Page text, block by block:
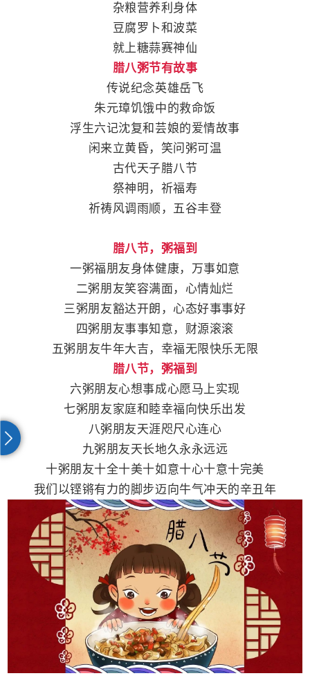
杂粮营养利身体
豆腐罗卜和波菜
就上糖蒜赛神仙
腊八粥节有故事
传说纪念英雄岳飞
朱元璋饥饿中的救命饭
浮生六记沈复和芸娘的爱情故事
闲来立黄昏，笑问粥可温
古代天子腊八节
祭神明，祈福寿
祈祷风调雨顺，五谷丰登
腊八节，粥福到
一粥福朋友身体健康，万事如意
二粥朋友笑容满面，心情灿烂
三粥朋友豁达开朗，心态好事事好
四粥朋友事事知意，财源滚滚
五粥朋友牛年大吉，幸福无限快乐无限
腊八节，粥福到
六粥朋友心想事成心愿马上实现
七粥朋友家庭和睦幸福向快乐出发
八粥朋友天涯咫尺心连心
九粥朋友天长地久永永远远
十粥朋友十全十美十如意十心十意十完美
我们以铿锵有力的脚步迈向牛气冲天的辛丑年